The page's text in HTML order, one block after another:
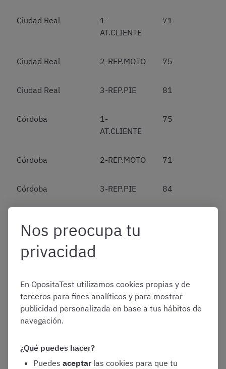
Ciudad Real
1-
AT.CLIENTE
71
Ciudad Real 2-REP.MOTO 75
Ciudad Real 3-REP.PIE 81
Córdoba
1-
AT.CLIENTE
75
Córdoba 2-REP.MOTO 71
Córdoba 3-REP.PIE 84
AT.CLIENTE
A Coruña
A Coruña 3-REP.PIE 88
A Coruña
Nos preocupa tu
privacidad
En OpositaTest utilizamos cookies propias y de
terceros para fines analíticos y para mostrar
publicidad personalizada en base a tus hábitos de
navegación.
¿Qué puedes hacer?
Puedes aceptar las cookies para que tu